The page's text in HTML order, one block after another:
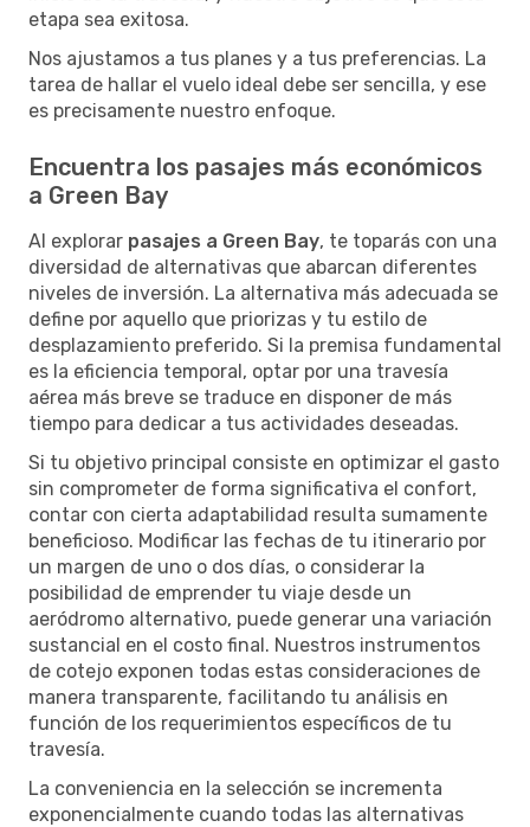
etapa sea exitosa.
Nos ajustamos a tus planes y a tus preferencias. La
tarea de hallar el vuelo ideal debe ser sencilla, y ese
es precisamente nuestro enfoque.
Encuentra los pasajes más económicos
a Green Bay
Al explorar pasajes a Green Bay, te toparás con una
diversidad de alternativas que abarcan diferentes
niveles de inversión. La alternativa más adecuada se
define por aquello que priorizas y tu estilo de
desplazamiento preferido. Si la premisa fundamental
es la eficiencia temporal, optar por una travesía
aérea más breve se traduce en disponer de más
tiempo para dedicar a tus actividades deseadas.
Si tu objetivo principal consiste en optimizar el gasto
sin comprometer de forma significativa el confort,
contar con cierta adaptabilidad resulta sumamente
beneficioso. Modificar las fechas de tu itinerario por
un margen de uno o dos días, o considerar la
posibilidad de emprender tu viaje desde un
aeródromo alternativo, puede generar una variación
sustancial en el costo final. Nuestros instrumentos
de cotejo exponen todas estas consideraciones de
manera transparente, facilitando tu análisis en
función de los requerimientos específicos de tu
travesía.
La conveniencia en la selección se incrementa
exponencialmente cuando todas las alternativas